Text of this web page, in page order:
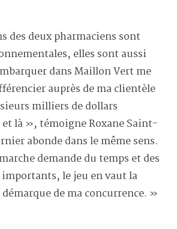
des deux pharmaciens sont
elles sont aussi
dans Maillon Vert me
auprès de ma clientèle
milliers de dollars
et là », témoigne Roxane Saint-
abonde dans le même sens.
demande du temps et des
le jeu en vaut la
de ma concurrence. »